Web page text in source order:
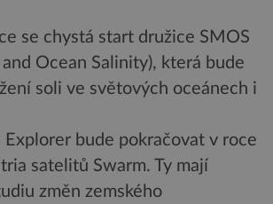
se chystá start družice SMOS
Ocean Salinity), která bude
soli ve světových oceánech i
Explorer bude pokračovat v roce
satelitů Swarm. Ty mají
změn zemského